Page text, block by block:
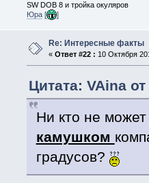
SW DOB 8 и тройка окуляров
Юра [ ]
Re: Интересные факты
« Ответ #22 : 10 Октября
Цитата: VAina
Ни кто не
камушком
градусов?